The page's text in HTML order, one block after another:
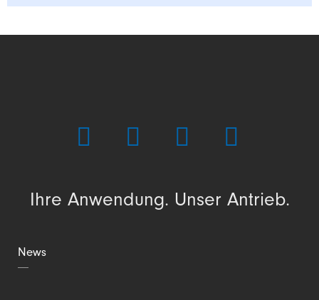
Ihre Anwendung. Unser Antrieb.
News